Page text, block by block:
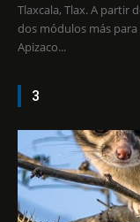
Tlaxcala, Tlax. A partir
dos módulos más
Apizaco...
3